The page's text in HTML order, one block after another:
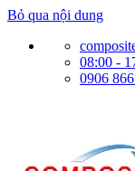
Bỏ qua nội dung
08:00 -
0906